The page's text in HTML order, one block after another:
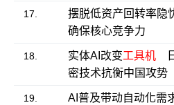
17.
摆脱低资产回转率
确保核心竞争力
18. 实体AI改变工具机日
密技术抗衡中国攻势
19.
AI普及带动自动化